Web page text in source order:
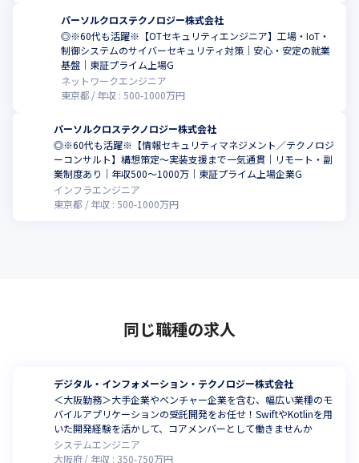
パーソルクロステクノロジー株式会社
◎※60代も活躍※【OTセキュリティエンジニア】工場・IoT・
制御システムのサイバーセキュリティ対策｜安心・安定の就業
基盤｜東証プライム上場G
ネットワークエンジニア
東京都
年収 :500-1000万円
パーソルクロステクノロジー株式会社
◎※60代も活躍※【情報セキュリティマネジメント／テクノロジ
ーコンサルト】構想策定～実装支援まで一気通貫｜リモート・副
業制度あり｜年収500～1000万｜東証プライム上場企業G
インフラエンジニア
東京都
年収 : 500-1000万円
同じ職種の求人
デジタル・インフォメーション・テクノロジー株式会社
＜大阪勤務＞大手企業やベンチャー企業を含む、幅広い業種のモ
バイルアプリケーションの受託開発をお任せ！SwiftやKotlinを用
いた開発経験を活かして、コアメンバーとして働きませんか
システムエンジニア
大阪府
年収 : 350-750万円